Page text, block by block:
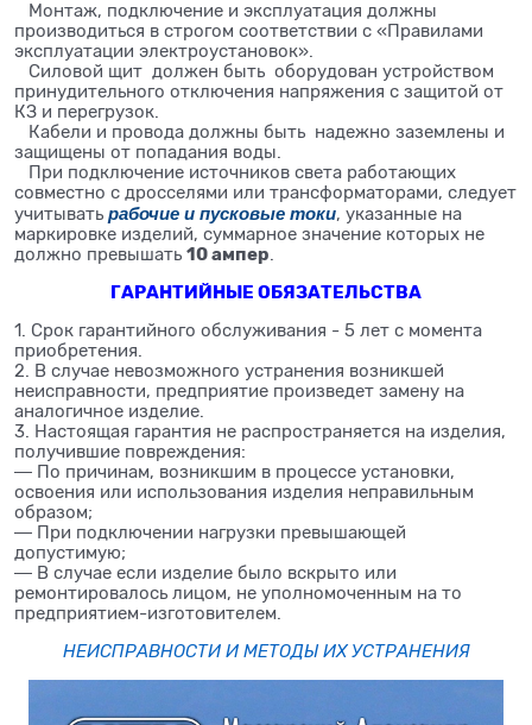
Монтаж, подключение и эксплуатация должны
производиться в строгом соответствии с «Правилами
эксплуатации электроустановок».
Силовой щит должен быть оборудован устройством
принудительного отключения напряжения с защитой от
КЗ и перегрузок.
Кабели и провода должны быть надежно заземлены и
защищены от попадания воды.
При подключение источников света работающих
совместно с дросселями или трансформаторами, следует
учитывать рабочие и пусковые токи, указанные на
маркировке изделий, суммарное значение которых не
должно превышать 10 ампер.
ГАРАНТИЙНЫЕ ОБЯЗАТЕЛЬСТВА
1. Срок гарантийного обслуживания - 5 лет с момента
приобретения.
2. В случае невозможного устранения возникшей
неисправности, предприятие произведет замену на
аналогичное изделие.
3. Настоящая гарантия не распространяется на изделия,
получившие повреждения:
― По причинам, возникшим в процессе установки,
освоения или использования изделия неправильным
образом;
― При подключении нагрузки превышающей
допустимую;
― В случае если изделие было вскрыто или
ремонтировалось лицом, не уполномоченным на то
предприятием-изготовителем.
НЕИСПРАВНОСТИ И МЕТОДЫ ИХ УСТРАНЕНИЯ